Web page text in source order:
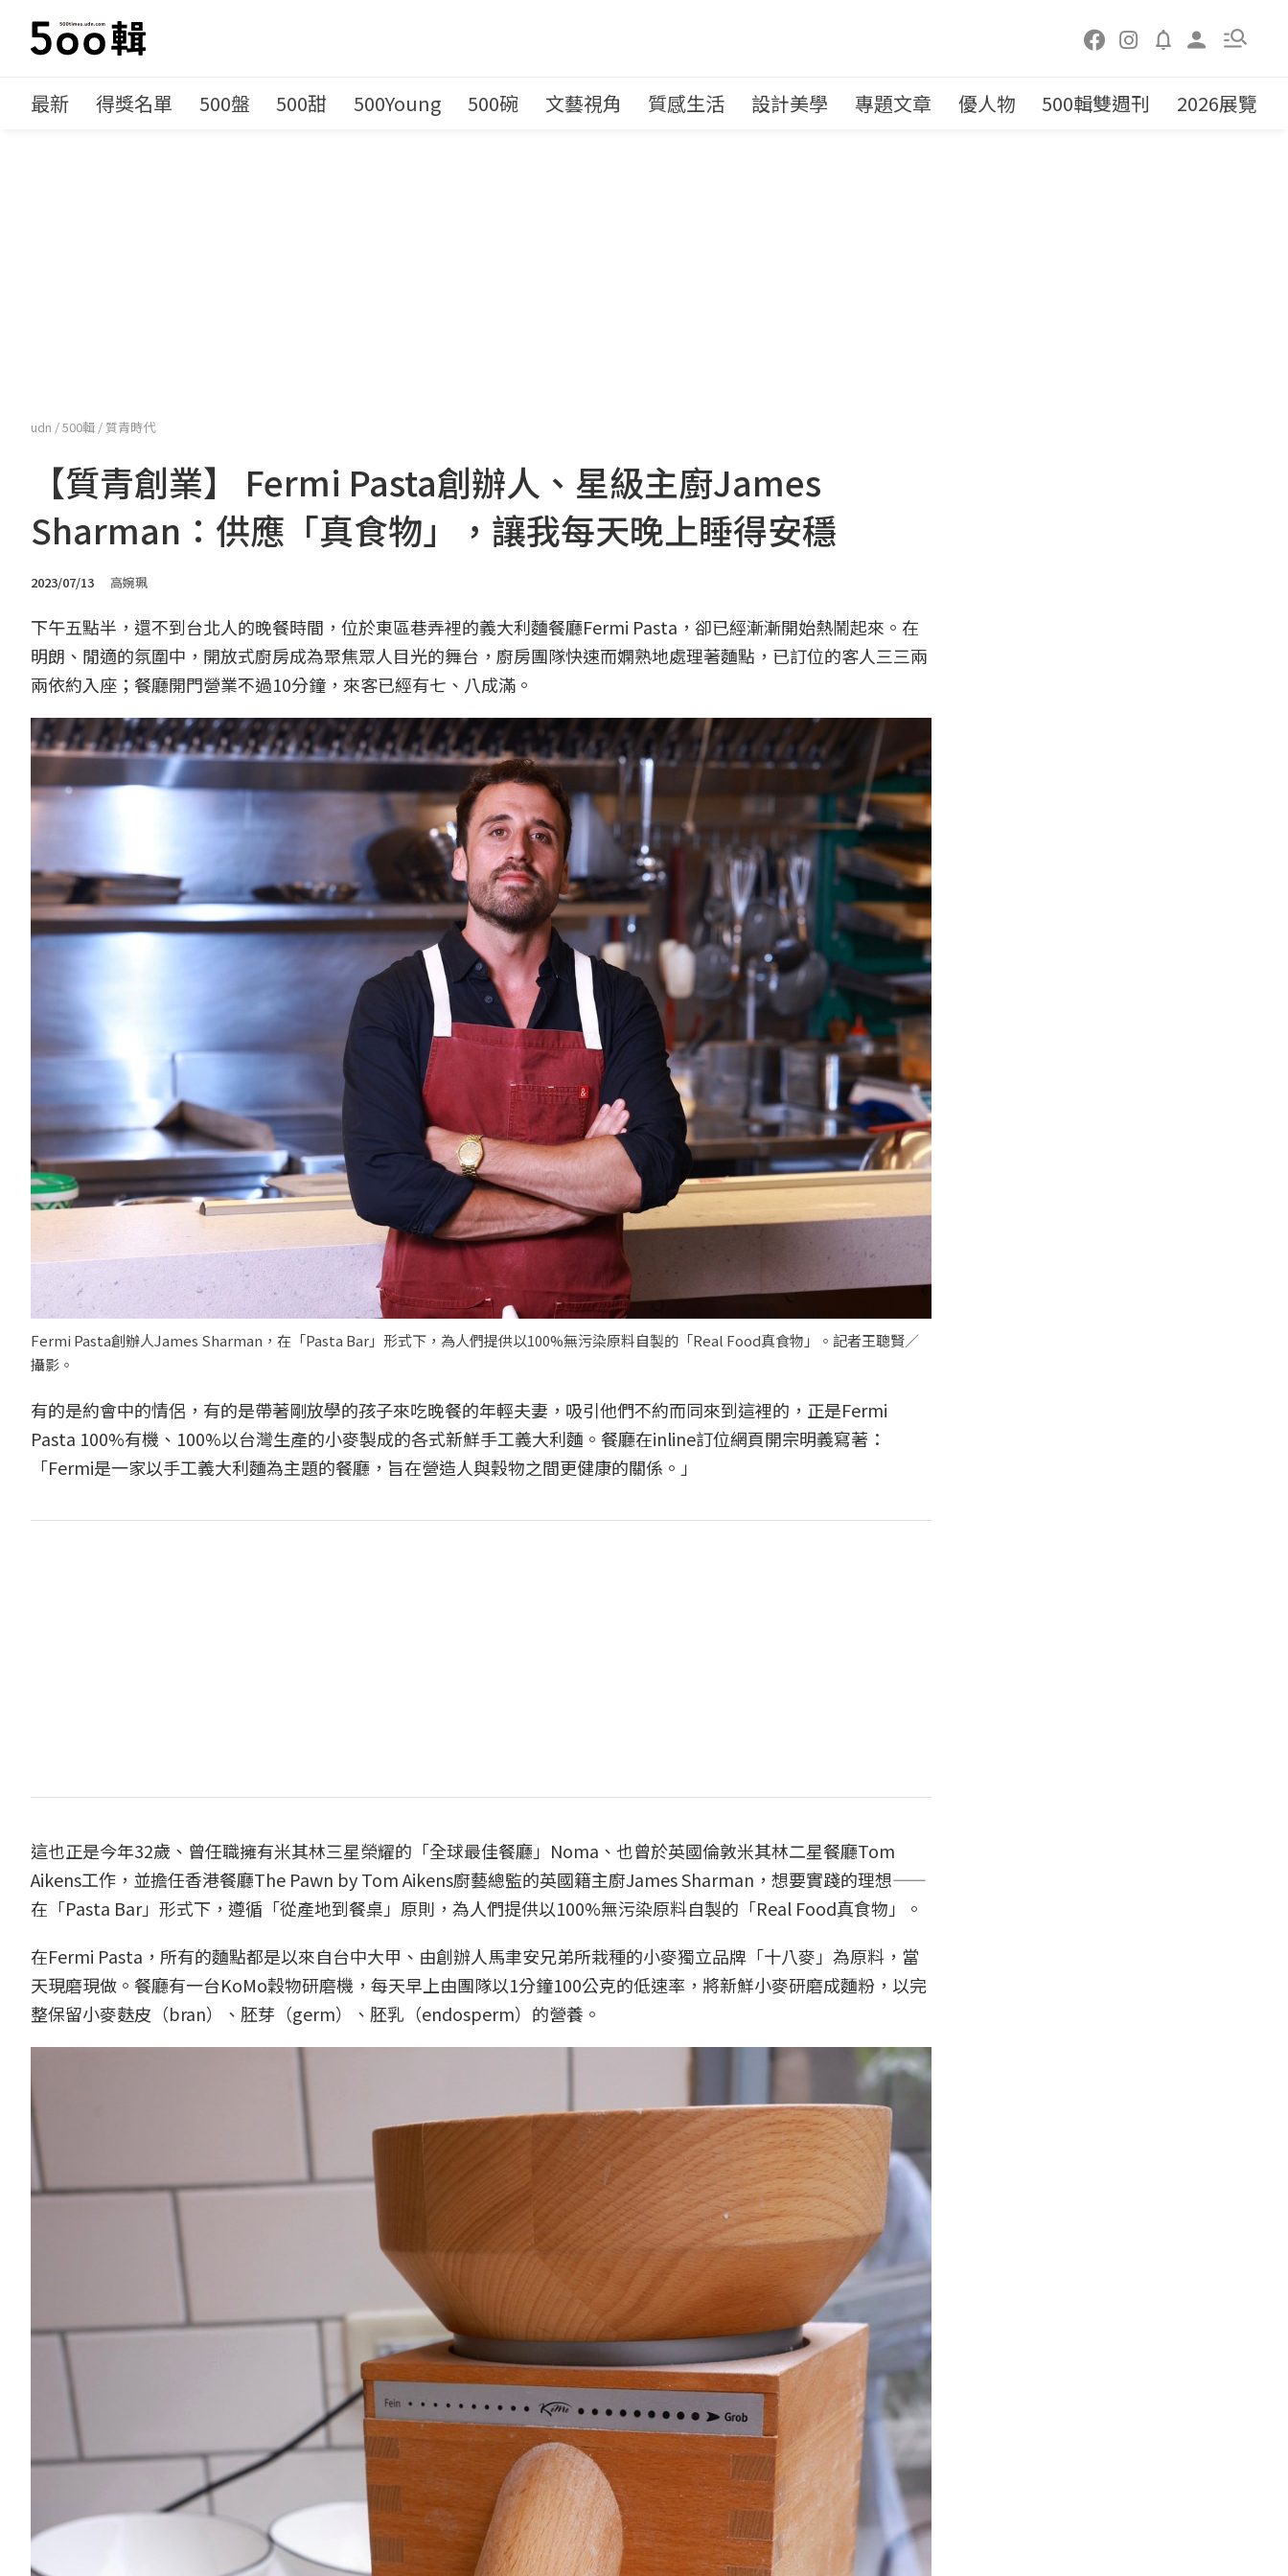
最新 得獎名單 500盤 500甜 500Young 500碗 文藝視角 質感生活 設計美學 專題文章 優人物 500輯雙週刊 2026展覽
udn /500輯 / 質青時代
【質青創業】 Fermi Pasta創辦人、星級主廚James
Sharman：供應「真食物」，讓我每天晚上睡得安穩
2023/07/13 高婉珮
下午五點半，還不到台北人的晚餐時間，位於東區巷弄裡的義大利麵餐廳Fermi Pasta，卻已經漸漸開始熱鬧起來。在
明朗、閒適的氛圍中，開放式廚房成為聚焦眾人目光的舞台，廚房團隊快速而嫻熟地處理著麵點，已訂位的客人三三兩
兩依約入座；餐廳開門營業不過10分鐘，來客已經有七、八成滿。
Fermi Pasta創辦人James Sharman，在「Pasta Bar」形式下，為人們提供以100%無污染原料自製的「Real Food真食物」。記者王聰賢／
攝影。
有的是約會中的情侶，有的是帶著剛放學的孩子來吃晚餐的年輕夫妻，吸引他們不約而同來到這裡的，正是Fermi
Pasta 100%有機、100%以台灣生產的小麥製成的各式新鮮手工義大利麵。餐廳在inline訂位網頁開宗明義寫著：
「Fermi是一家以手工義大利麵為主題的餐廳，旨在營造人與穀物之間更健康的關係。」
這也正是今年32歲、曾任職擁有米其林三星榮耀的「全球最佳餐廳」Noma、也曾於英國倫敦米其林二星餐廳Tom
Aikens工作，並擔任香港餐廳The Pawn by Tom Aikens廚藝總監的英國籍主廚James Sharman，想要實踐的理想——
在「Pasta Bar」形式下，遵循「從產地到餐桌」原則，為人們提供以100%無污染原料自製的「Real Food真食物」。
在Fermi Pasta，所有的麵點都是以來自台中大甲、由創辦人馬聿安兄弟所栽種的小麥獨立品牌「十八麥」為原料，當
天現磨現做。餐廳有一台KoMo穀物研磨機，每天早上由團隊以1分鐘100公克的低速率，將新鮮小麥研磨成麵粉，以完
整保留小麥麩皮（bran）、胚芽（germ）、胚乳（endosperm）的營養。